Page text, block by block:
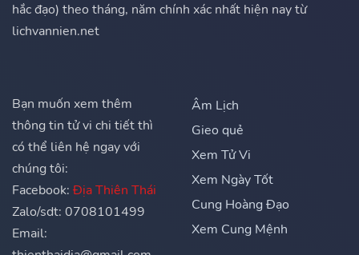
hắc đạo) theo tháng, năm chính xác nhất hiện nay từ
lichvannien.net
Bạn muốn xem thêm
thông tin tử vi chi tiết thì
có thể liên hệ ngay với
chúng tôi:
Facebook: Địa Thiên Thái
Zalo/sdt: 0708101499
Email:
Âm Lịch
Gieo quẻ
Xem Tử Vi
Xem Ngày Tốt
Cung Hoàng Đạo
Xem Cung Mệnh